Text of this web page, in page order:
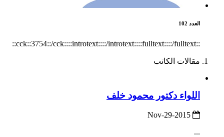
العدد 102
::cck::3754::/cck::::introtext::::/introtext::::fulltext::::/fulltext::
مقالات الكاتب
اللواء دكتور محمود خلف
...